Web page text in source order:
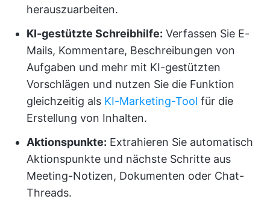
herauszuarbeiten.
KI-gestützte Schreibhilfe: Verfassen Sie E-
Mails, Kommentare, Beschreibungen von
Aufgaben und mehr mit KI-gestützten
Vorschlägen und nutzen Sie die Funktion
gleichzeitig als KI-Marketing-Tool für die
Erstellung von Inhalten.
Aktionspunkte: Extrahieren Sie automatisch
Aktionspunkte und nächste Schritte aus
Meeting-Notizen, Dokumenten oder Chat-
Threads.